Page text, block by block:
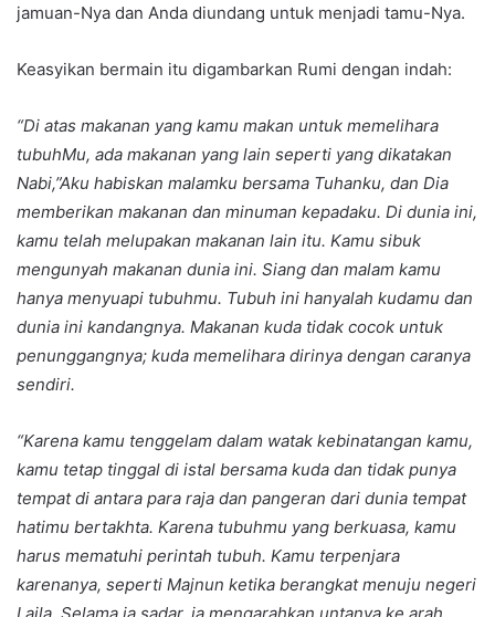
jamuan-Nya dan Anda diundang untuk menjadi tamu-Nya.
Keasyikan bermain itu digambarkan Rumi dengan indah:
“Di atas makanan yang kamu makan untuk memelihara
tubuhMu, ada makanan yang lain seperti yang dikatakan
Nabi,”Aku habiskan malamku bersama Tuhanku, dan Dia
memberikan makanan dan minuman kepadaku. Di dunia ini,
kamu telah melupakan makanan lain itu. Kamu sibuk
mengunyah makanan dunia ini. Siang dan malam kamu
hanya menyuapi tubuhmu. Tubuh ini hanyalah kudamu dan
dunia ini kandangnya. Makanan kuda tidak cocok untuk
penunggangnya; kuda memelihara dirinya dengan caranya
sendiri.
“Karena kamu tenggelam dalam watak kebinatangan kamu,
kamu tetap tinggal di istal bersama kuda dan tidak punya
tempat di antara para raja dan pangeran dari dunia tempat
hatimu bertakhta. Karena tubuhmu yang berkuasa, kamu
harus mematuhi perintah tubuh. Kamu terpenjara
karenanya, seperti Majnun ketika berangkat menuju negeri